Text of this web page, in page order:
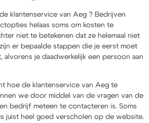
klantenservice van Aeg ? Bedrijven
helaas soms om kosten te
niet te betekenen dat ze helemaal niet
er bepaalde stappen die je eerst moet
je daadwerkelijk een persoon aan
hoe de klantenservice van Aeg te
we door middel van de vragen van de
bedrijf meteen te contacteren is. Soms
juist heel goed verscholen op de website.